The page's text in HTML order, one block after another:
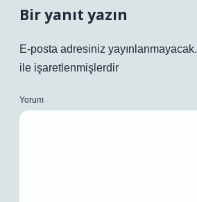
Bir yanıt yazın
E-posta adresiniz yayınlanmayacak.
ile işaretlenmişlerdir
Yorum